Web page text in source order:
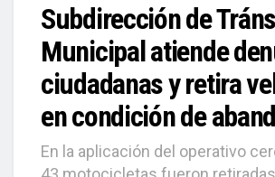
Subdirección de
Municipal atiende
ciudadanas y retira
en condición de
En la aplicación del operativo